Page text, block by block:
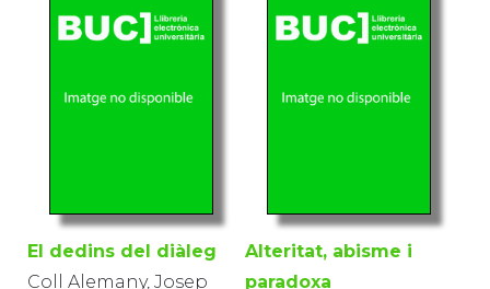
El dedins del diàleg
Coll Alemany, Josep
Alteritat, abisme i
paradoxa